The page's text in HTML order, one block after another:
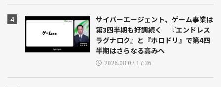
サイバーエージェント、ゲーム事業は
第3四半期も好調続く 『エンドレス
ラグナロク』と『ホロドリ』で第4四
半期はさらなる高みへ
2026.08.07 17:36